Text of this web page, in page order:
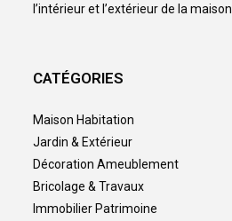
l’intérieur et l’extérieur de la maison.
CATÉGORIES
Maison Habitation
Jardin & Extérieur
Décoration Ameublement
Bricolage & Travaux
Immobilier Patrimoine